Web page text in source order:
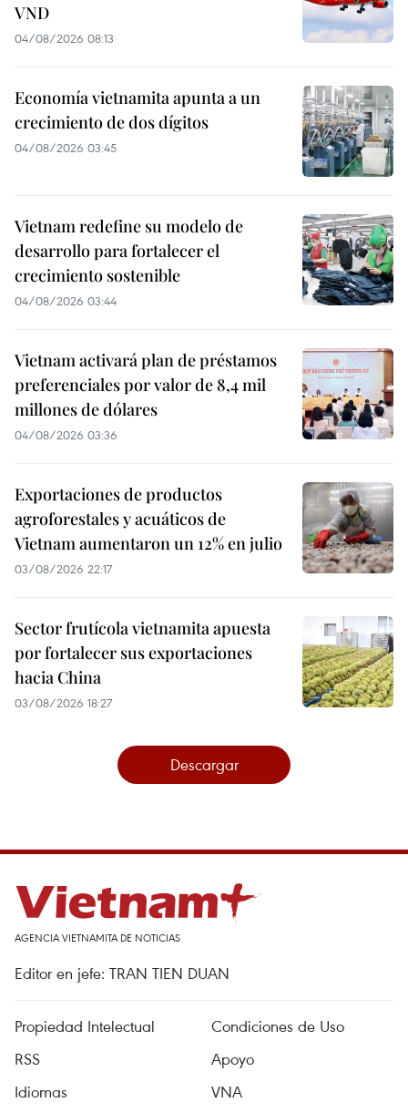
VND
04/08/2026 08:13
Economía vietnamita apunta a un
crecimiento de dos dígitos
04/08/2026 03:45
Vietnam redefine su modelo de
desarrollo para fortalecer el
crecimiento sostenible
04/08/2026 03:44
Vietnam activará plan de préstamos
preferenciales por valor de 8,4 mil
millones de dólares
04/08/2026 03:36
Exportaciones de productos
agroforestales y acuáticos de
Vietnam aumentaron un 12% en julio
03/08/2026 22:17
Sector frutícola vietnamita apuesta
por fortalecer sus exportaciones
hacia China
03/08/2026 18:27
Descargar
AGENCIA VIETNAMITA DE NOTICIAS
Editor en jefe: TRAN TIEN DUAN
Propiedad Intelectual
Condiciones de Uso
RSS
Apoyo
Idiomas
VNA